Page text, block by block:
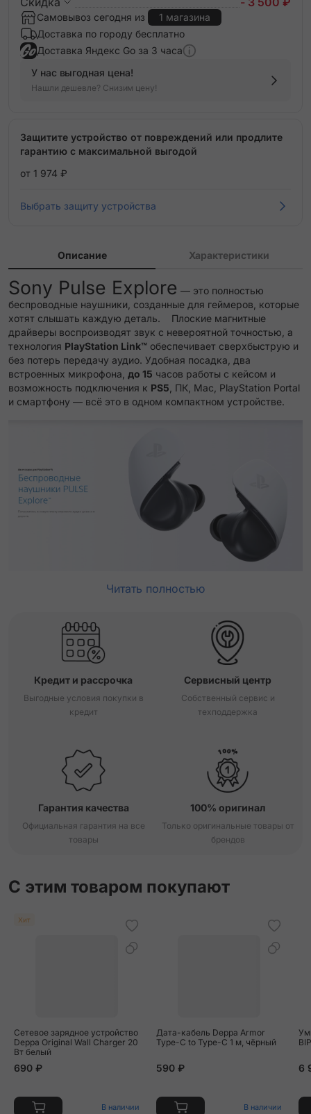
Самовывоз сегодня из
1 магазина
Доставка по городу бесплатно
Доставка Яндекс Go за 3 часа
У нас выгодная цена!
Нашли дешевле? Снизим цену!
Защитите устройство от повреждений или продлите
гарантию с максимальной выгодой
от 1 974 ₽
Выбрать защиту устройства
Описание Характеристики
Sony Pulse Explore — это полностью
беспроводные наушники, созданные для геймеров, которые
хотят слышать каждую деталь. Плоские магнитные
драйверы воспроизводят звук с невероятной точностью, а
технология PlayStation Link™ обеспечивает сверхбыструю и
без потерь передачу аудио. Удобная посадка, два
встроенных микрофона, до 15 часов работы с кейсом и
возможность подключения к PS5 , ПК, Mac, PlayStation Portal
и смартфону — всё это в одном компактном устройстве.
Читать полностью
Кредит и рассрочка
Выгодные условия покупки в
кредит
Сервисный центр
Собственный сервис и
техподдержка
Гарантия качества
Официальная гарантия на все
товары
100% оригинал
Только оригинальные товары от
брендов
С этим товаром покупают
Хит
Сетевое зарядное устройство
Deppa Original Wall Charger 20
Вт белый
690 ₽
В наличии
Дата-кабель Deppa Armor
Type-C to Type-C 1 м, чёрный
590 ₽
В наличии
6